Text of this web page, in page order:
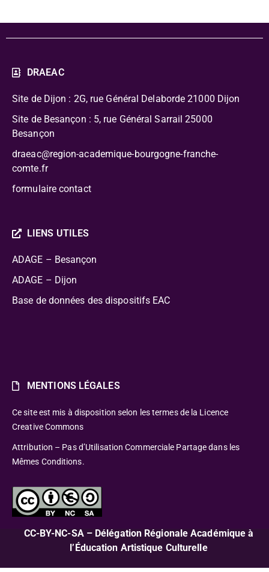
DRAEAC
Site de Dijon : 2G, rue Général Delaborde 21000 Dijon
Site de Besançon : 5, rue Général Sarrail 25000
Besançon
draeac@region-academique-bourgogne-franche-
comte.fr
formulaire contact
LIENS UTILES
ADAGE – Besançon
ADAGE – Dijon
Base de données des dispositifs EAC
MENTIONS LÉGALES
Ce site est mis à disposition selon les termes de la Licence
Creative Commons
Attribution – Pas d’Utilisation Commerciale Partage dans les
Mêmes Conditions.
CC-BY-NC-SA – Délégation Régionale Académique à
l’Éducation Artistique Culturelle